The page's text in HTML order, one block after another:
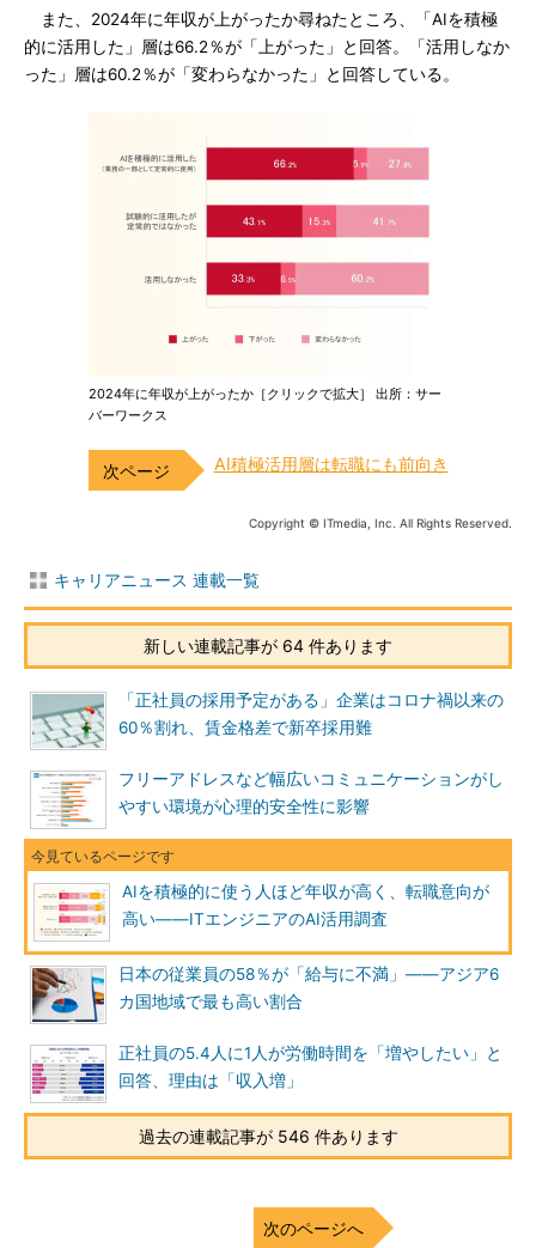
また、2024年に年収が上がったか尋ねたところ、「AIを積極
的に活用した」層は66.2％が「上がった」と回答。「活用しなか
った」層は60.2％が「変わらなかった」と回答している。
2024年に年収が上がったか［クリックで拡大］ 出所：サー
バーワークス
AI積極活用層は転職にも前向き
Copyright © ITmedia, Inc. All Rights Reserved.
キャリアニュース 連載一覧
新しい連載記事が 64 件あります
「正社員の採用予定がある」企業はコロナ禍以来の
60％割れ、賃金格差で新卒採用難
フリーアドレスなど幅広いコミュニケーションがし
やすい環境が心理的安全性に影響
AIを積極的に使う人ほど年収が高く、転職意向が
高い――ITエンジニアのAI活用調査
日本の従業員の58％が「給与に不満」――アジア6
カ国地域で最も高い割合
正社員の5.4人に1人が労働時間を「増やしたい」と
回答、理由は「収入増」
過去の連載記事が 546 件あります
次のページへ